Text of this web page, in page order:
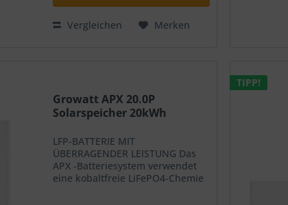
Vergleichen Merken
Growatt APX 20.0P
Solarspeicher 20kWh
LFP-BATTERIE MIT
ÜBERRAGENDER LEISTUNG Das
APX -Batteriesystem verwendet
eine kobaltfreie LiFePO4-Chemie
TIPP!